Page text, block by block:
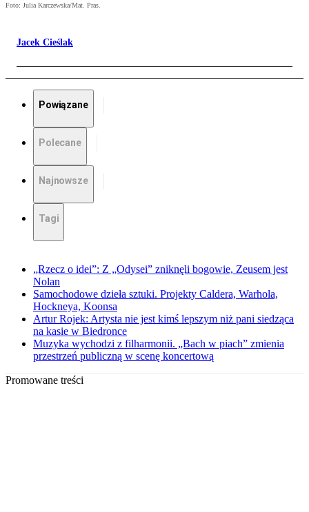
Foto: Julia Karczewska/Mat. Pras.
Jacek Cieślak
Powiązane
Polecane
Najnowsze
Tagi
„Rzecz o idei”: Z „Odysei” zniknęli bogowie, Zeusem jest
Nolan
Samochodowe dzieła sztuki. Projekty Caldera, Warhola,
Hockneya, Koonsa
Artur Rojek: Artysta nie jest kimś lepszym niż pani siedząca
na kasie w Biedronce
Muzyka wychodzi z filharmonii. „Bach w piach” zmienia
przestrzeń publiczną w scenę koncertową
Promowane treści